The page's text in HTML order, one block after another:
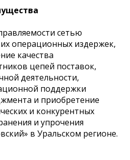
сетью
операционных издержек,
качества
цепей поставок,
деятельности,
поддержки
и приобретение
и конкурентных
и упрочения
в Уральском регионе.